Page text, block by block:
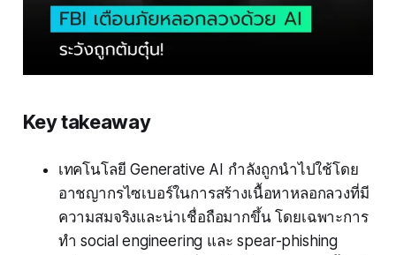
Key takeaway
เทคโนโลยี Generative AI กำลังถูกนำไปใช้โดย
อาชญากรไซเบอร์ในการสร้างเนื้อหาหลอกลวงที่มี
ความสมจริงและน่าเชื่อถือมากขึ้น โดยเฉพาะการ
ทำ social engineering และ spear-phishing